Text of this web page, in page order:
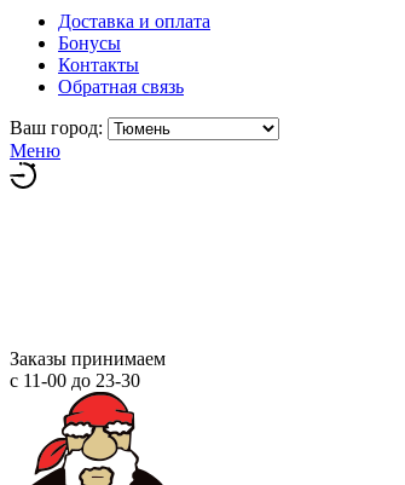
Доставка и оплата
Бонусы
Контакты
Обратная связь
Ваш город:
Меню
Заказы принимаем
с 11-00 до 23-30